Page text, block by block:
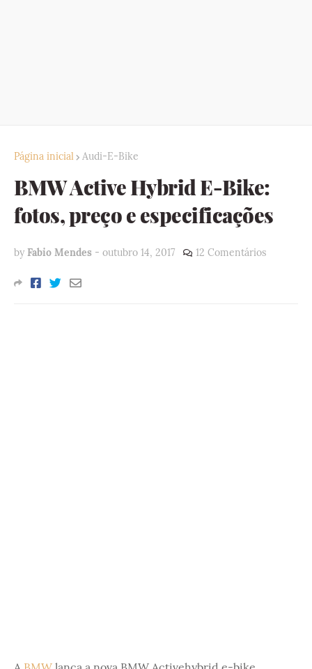
Página inicial Audi-E-Bike
BMW Active Hybrid E-Bike:
fotos, preço e especificações
by Fabio Mendes - outubro 14, 2017 12 Comentários